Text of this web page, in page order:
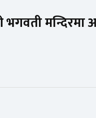
भगवती मन्दिरमा